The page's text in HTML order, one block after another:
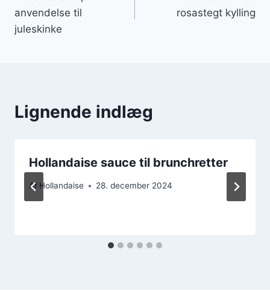
anvendelse til
juleskinke
rosastegt kylling
Lignende indlæg
Hollandaise sauce til brunchretter
Af Hollandaise 28. december 2024